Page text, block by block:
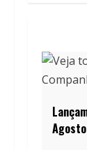
Agosto